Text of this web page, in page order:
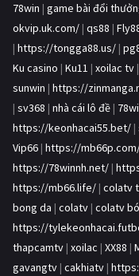
78win | game bài đổi
okvip.uk.com/ | qs88 |
| https://tongga88.us/ |
Ku casino | Ku11 | xoilac tv |
sunwin | https://
| sv368 | nhà cái lô đề |
https://keonhacai55.bet/ |
Vip66 | https://
https://78winnh.net/ |
https://mb66.life/ | colatv
bong da | colatv | colatv
https://
thapcamtv | xoilac | XX88 |
gavangtv | cakhiatv |